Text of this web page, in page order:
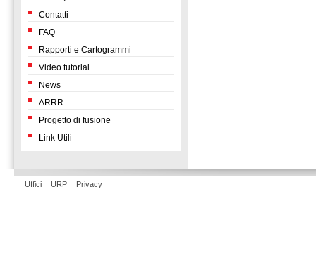
Contatti
FAQ
Rapporti e Cartogrammi
Video tutorial
News
ARRR
Progetto di fusione
Link Utili
Uffici URP Privacy